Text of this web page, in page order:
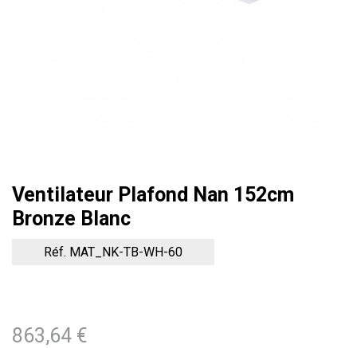
Ventilateur Plafond Nan 152cm
Bronze Blanc
Réf. MAT_NK-TB-WH-60
863,64 €